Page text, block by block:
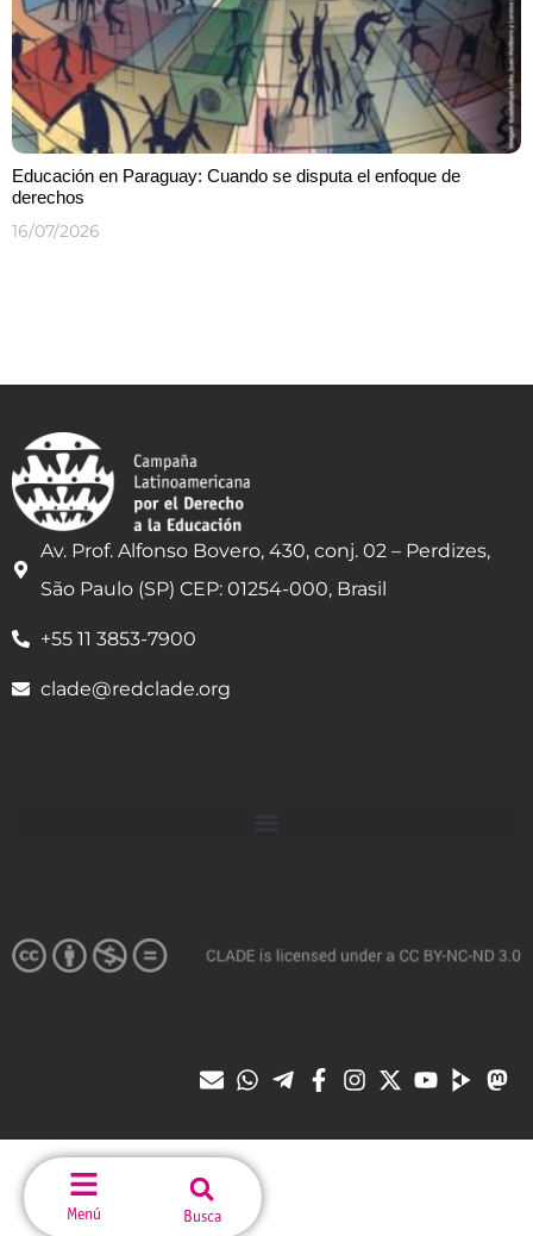
Educación en Paraguay: Cuando se disputa el enfoque de
derechos
16/07/2026
Av. Prof. Alfonso Bovero, 430, conj. 02 – Perdizes,
São Paulo (SP) CEP: 01254-000, Brasil
+55 11 3853-7900
clade@redclade.org
Menú Busca